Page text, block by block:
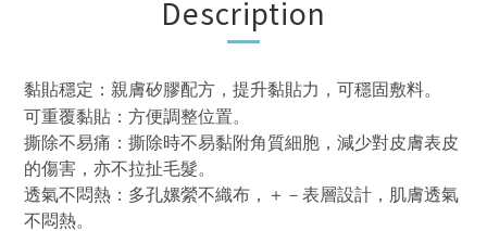
Description
黏貼穩定：親膚矽膠配方，提升黏貼力，可穩固敷料。
可重覆黏貼：方便調整位置。
撕除不易痛：撕除時不易黏附角質細胞，減少對皮膚表皮
的傷害，亦不拉扯毛髮。
透氣不悶熱：多孔嫘縈不織布，＋－表層設計，肌膚透氣
不悶熱。